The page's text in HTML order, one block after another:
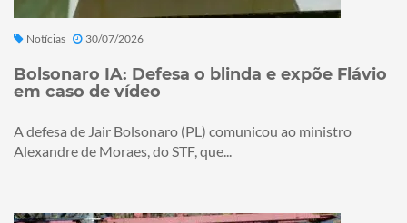
Notícias 30/07/2026
Bolsonaro IA: Defesa o blinda e expõe Flávio
em caso de vídeo
A defesa de Jair Bolsonaro (PL) comunicou ao ministro
Alexandre de Moraes, do STF, que...